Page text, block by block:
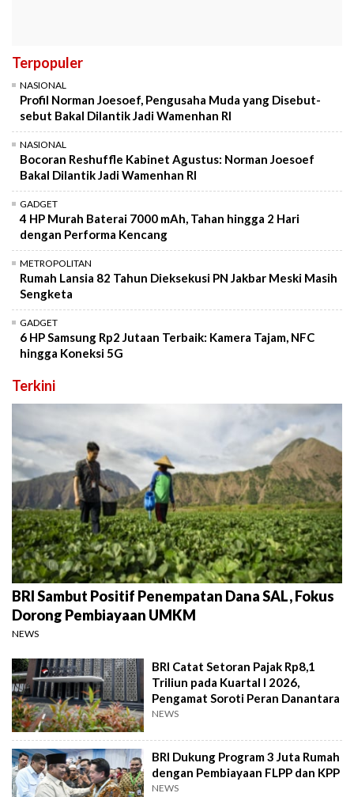
Terpopuler
NASIONAL
Profil Norman Joesoef, Pengusaha Muda yang Disebut-
sebut Bakal Dilantik Jadi Wamenhan RI
NASIONAL
Bocoran Reshuffle Kabinet Agustus: Norman Joesoef
Bakal Dilantik Jadi Wamenhan RI
GADGET
4 HP Murah Baterai 7000 mAh, Tahan hingga 2 Hari
dengan Performa Kencang
METROPOLITAN
Rumah Lansia 82 Tahun Dieksekusi PN Jakbar Meski Masih
Sengketa
GADGET
6 HP Samsung Rp2 Jutaan Terbaik: Kamera Tajam, NFC
hingga Koneksi 5G
Terkini
BRI Sambut Positif Penempatan Dana SAL, Fokus
Dorong Pembiayaan UMKM
NEWS
BRI Catat Setoran Pajak Rp8,1
Triliun pada Kuartal I 2026,
Pengamat Soroti Peran Danantara
NEWS
BRI Dukung Program 3 Juta Rumah
dengan Pembiayaan FLPP dan KPP
NEWS